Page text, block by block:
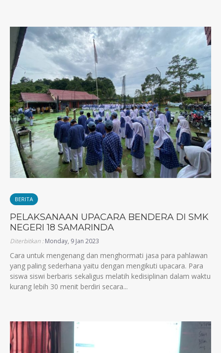
BERITA
PELAKSANAAN UPACARA BENDERA DI SMK
NEGERI 18 SAMARINDA
Diterbitkan :Monday, 9 Jan 2023
Cara untuk mengenang dan menghormati jasa para pahlawan
yang paling sederhana yaitu dengan mengikuti upacara. Para
siswa siswi berbaris sekaligus melatih kedisiplinan dalam waktu
kurang lebih 30 menit berdiri secara...